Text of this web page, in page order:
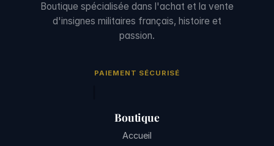
Boutique spécialisée dans l'achat et la vente
d'insignes militaires français, histoire et
passion.
PAIEMENT SÉCURISÉ
Boutique
Accueil